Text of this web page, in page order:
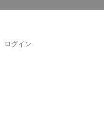
ログイン